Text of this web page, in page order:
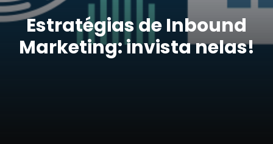
Estratégias de Inbound
Marketing: invista nelas!